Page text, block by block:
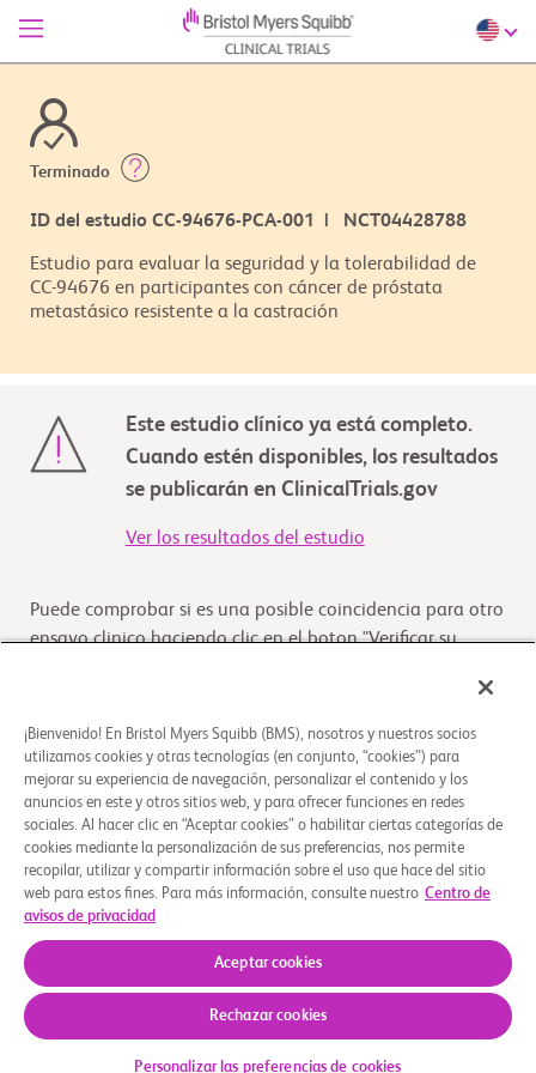
Terminado
ID del estudio CC-94676-PCA-001 | NCT04428788
Estudio para evaluar la seguridad y la tolerabilidad de
CC-94676 en participantes con cáncer de próstata
metastásico resistente a la castración
Este estudio clínico ya está completo.
Cuando estén disponibles, los resultados
se publicarán en ClinicalTrials.gov
Ver los resultados del estudio
Puede comprobar si es una posible coincidencia para otro
ensayo clinico haciendo clic en el boton "Verificar su
Verifique su elegibilidad
Descripción general
El propósito de este estudio es evaluar la seguridad, la
tolerabilidad y la eficacia preliminar de CC-94676 en
Quiénes somos Aviso legal Política de privacidad
© 2026 Bristol-Myers Squibb Company
¡Bienvenido! En Bristol Myers Squibb (BMS), nosotros y nuestros socios
utilizamos cookies y otras tecnologías (en conjunto, “cookies”) para
mejorar su experiencia de navegación, personalizar el contenido y los
anuncios en este y otros sitios web, y para ofrecer funciones en redes
sociales. Al hacer clic en “Aceptar cookies” o habilitar ciertas categorías de
cookies mediante la personalización de sus preferencias, nos permite
recopilar, utilizar y compartir información sobre el uso que hace del sitio
web para estos fines. Para más información, consulte nuestro Centro de
avisos de privacidad
Aceptar cookies
Rechazar cookies
Personalizar las preferencias de cookies